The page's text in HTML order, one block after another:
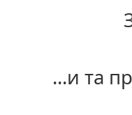
...и та